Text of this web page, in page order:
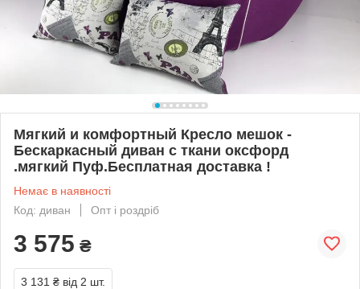
Мягкий и комфортный Кресло мешок -
Бескаркасный диван с ткани оксфорд
.мягкий Пуф.Бесплатная доставка !
Немає в наявності
Код: диван
Опт і роздріб
3 575 ₴
3 131 ₴ від 2 шт.